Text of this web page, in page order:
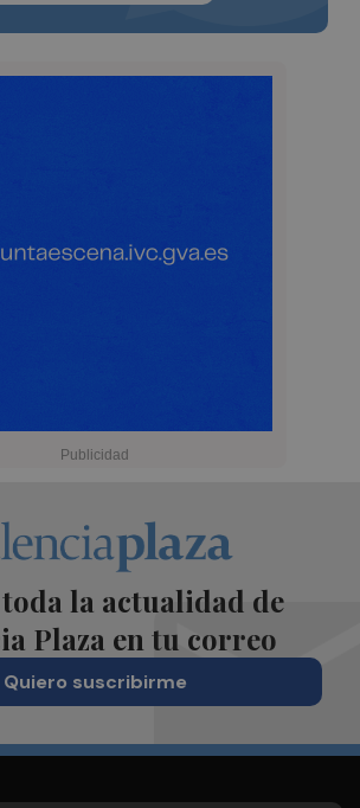
la actualidad de
Plaza en tu correo
Quiero suscribirme